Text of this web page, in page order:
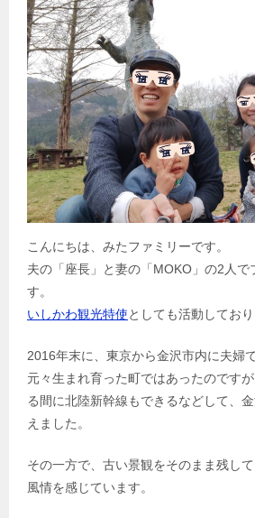
こんにちは、みたファミリーです。
夫の「座長」と妻の「MOKO」の2人で
す。
いしかわ観光特使としても活動しており
2016年末に、東京から金沢市内に夫婦
元々生まれ育った町ではあったのです
る間に北陸新幹線もできるなどして、
えました。
その一方で、古い景観をそのまま残し
風情を感じています。